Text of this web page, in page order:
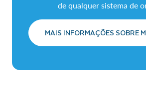
de qualquer sistema de
MAIS INFORMAÇÕES SOBRE